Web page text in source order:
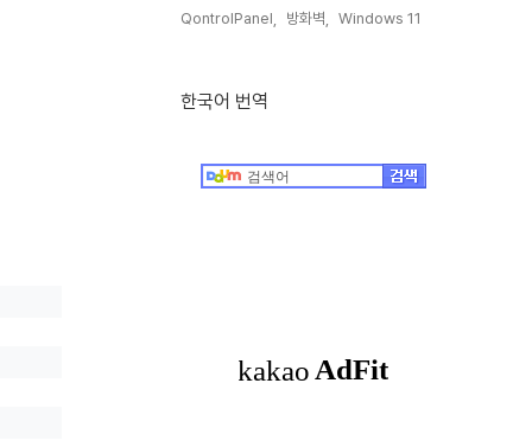
QontrolPanel,
방화벽, Windows 11,
한국어 번역